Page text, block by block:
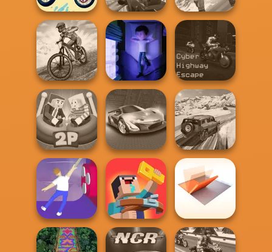
Bike Jump
Sniper Combat
3D
Gang Brawlers
MX Offroad
Master
Cursed Dreams
Cyber Highway
Escape
Ragdoll Arena 2
Player
Grand Cyber City
SUV Snow
Driving 3D